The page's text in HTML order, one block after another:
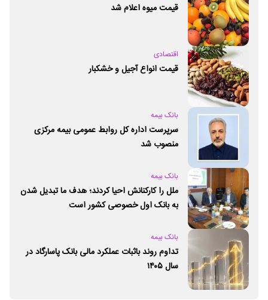
قیمت میوه اعلام شد
اقتصادی
قیمت انواع آجیل و خشکبار
بانک بیمه
سرپرست اداره کل روابط عمومی بیمه مرکزی
منصوب شد
بانک بیمه
ملل را کارکنانش احیا کردند؛ هدف ما تبدیل شدن
به بانک اول خصوصی کشور است
بانک بیمه
تداوم روند باثبات عملکرد مالی بانک پاسارگاد در
سال ۱۴۰۵